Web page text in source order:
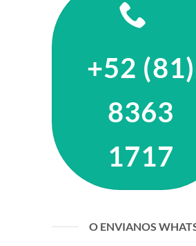
+52 (81)
8363
1717
O ENVIANOS